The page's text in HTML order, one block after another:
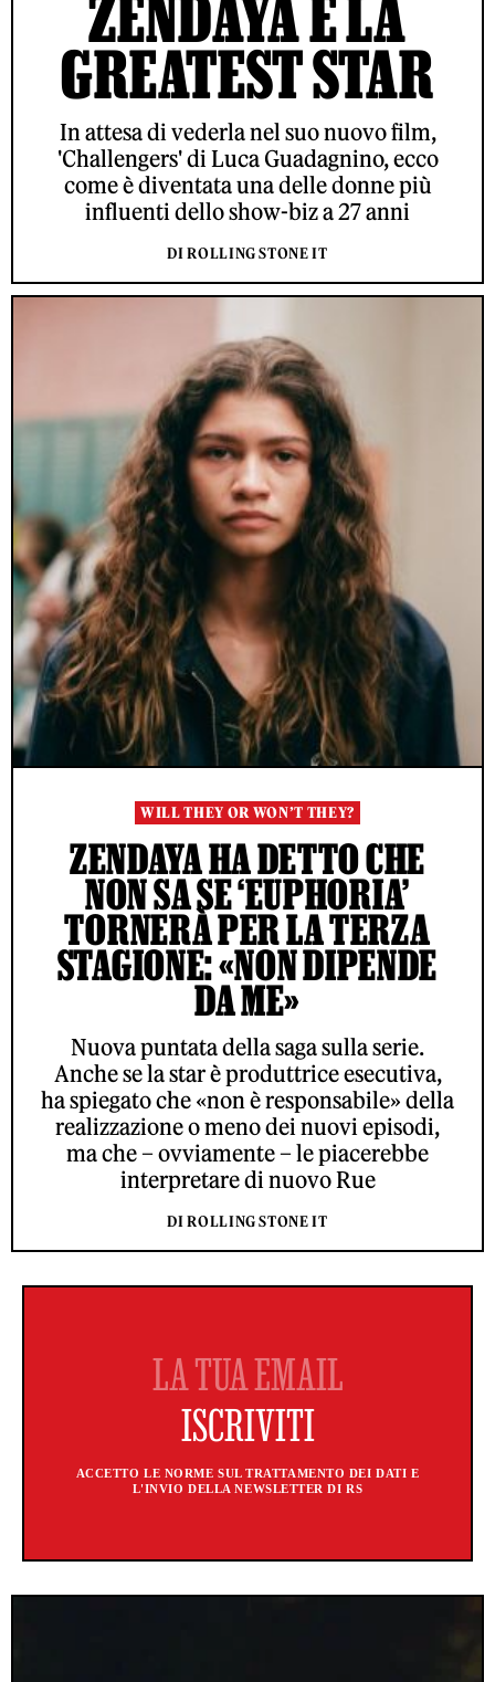
ZENDAYA È LA
GREATEST STAR
In attesa di vederla nel suo nuovo film,
'Challengers' di Luca Guadagnino, ecco
come è diventata una delle donne più
influenti dello show-biz a 27 anni
DI ROLLING STONE IT
WILL THEY OR WON’T THEY?
ZENDAYA HA DETTO CHE
NON SA SE ‘EUPHORIA’
TORNERÀ PER LA TERZA
STAGIONE: «NON DIPENDE
DA ME»
Nuova puntata della saga sulla serie.
Anche se la star è produttrice esecutiva,
ha spiegato che «non è responsabile» della
realizzazione o meno dei nuovi episodi,
ma che – ovviamente – le piacerebbe
interpretare di nuovo Rue
DI ROLLING STONE IT
ACCETTO LE NORME SUL TRATTAMENTO DEI DATI E
L'INVIO DELLA NEWSLETTER DI RS